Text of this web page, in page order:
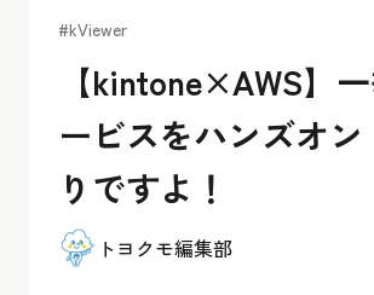
#kViewer
【kintone×AWS】
ービスをハンズオ
りですよ！
トヨクモ編集部